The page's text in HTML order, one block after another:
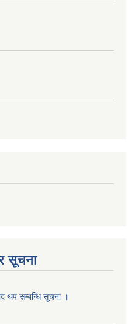
सूचना
थप सम्बन्धि सूचना ।